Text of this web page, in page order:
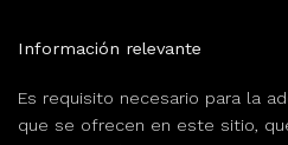
Información relevante
Es requisito necesario para la
que se ofrecen en este sitio,